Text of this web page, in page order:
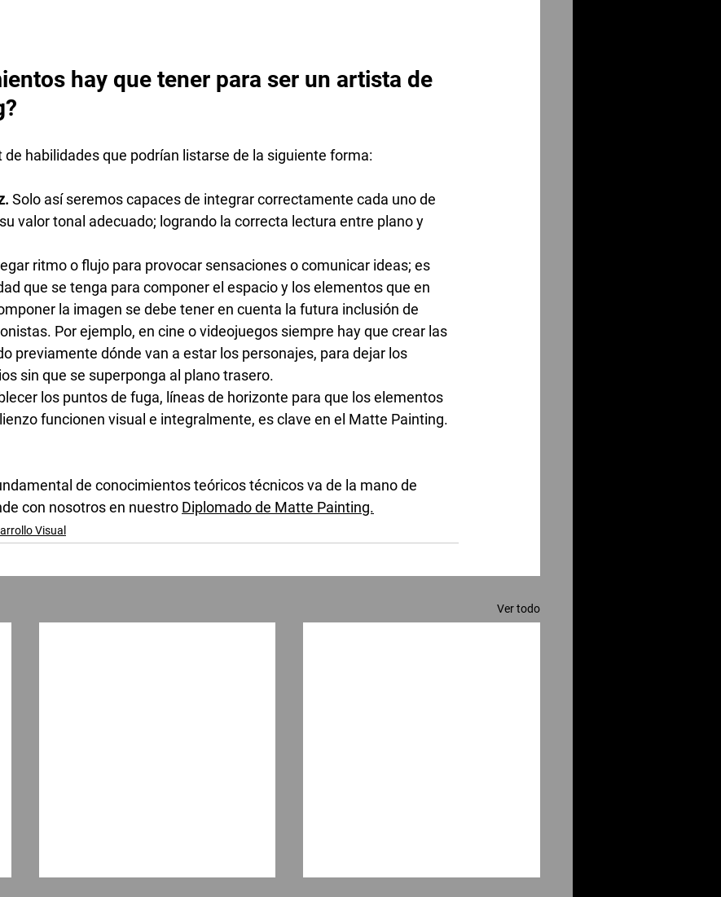
hay que tener para ser un artista de
habilidades que podrían listarse de la siguiente forma:
Solo así seremos capaces de integrar correctamente cada uno de
valor tonal adecuado; logrando la correcta lectura entre plano y
ritmo o flujo para provocar sensaciones o comunicar ideas; es
que se tenga para componer el espacio y los elementos que en
la imagen se debe tener en cuenta la futura inclusión de
Por ejemplo, en cine o videojuegos siempre hay que crear las
previamente dónde van a estar los personajes, para dejar los
sin que se superponga al plano trasero.
los puntos de fuga, líneas de horizonte para que los elementos
funcionen visual e integralmente, es clave en el Matte Painting.
de conocimientos teóricos técnicos va de la mano de
con nosotros en nuestro Diplomado de Matte Painting.
Visual
Ver todo